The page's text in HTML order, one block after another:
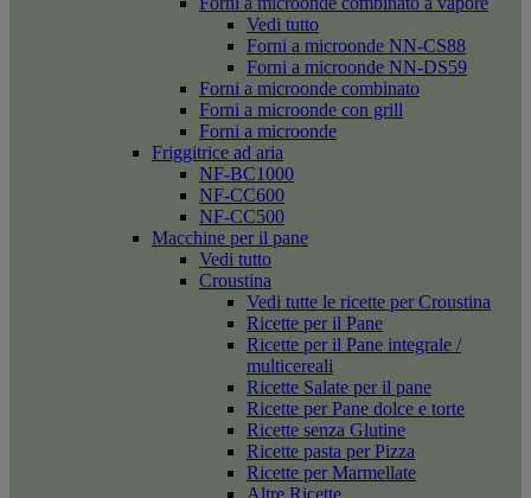
Vedi tutto
Forni a microonde NN-CS88
Forni a microonde NN-DS59
Forni a microonde combinato
Forni a microonde con grill
Forni a microonde
Friggitrice ad aria
NF-BC1000
NF-CC600
NF-CC500
Macchine per il pane
Vedi tutto
Croustina
Vedi tutte le ricette per Croustina
Ricette per il Pane
Ricette per il Pane integrale /
multicereali
Ricette Salate per il pane
Ricette per Pane dolce e torte
Ricette senza Glutine
Ricette pasta per Pizza
Ricette per Marmellate
Altre Ricette